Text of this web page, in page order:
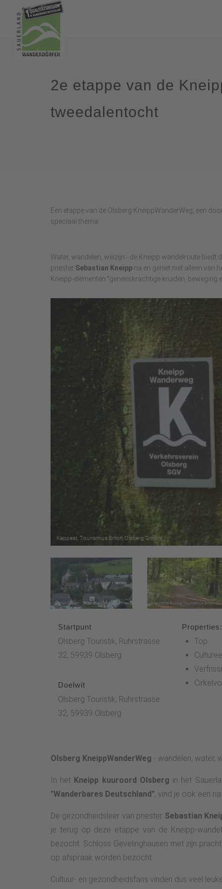
2e etappe van de
tweedalentocht
Een etappe van de Olsberg KneippWanderWeg, een
speciaal thema:
Water, wandelen, welzijn - de Kneipp wandelroute
priester Sebastian Kneipp na en geniet niet alleen van
Kneipp-elementen "geneeskrachtige kruiden, beweging
Startpunt
Olsberg Touristik, Ruhrstrasse
32, 59939 Olsberg
Doelwit
Olsberg Touristik, Ruhrstrasse
32, 59939 Olsberg
Properties:
Top
Olsberg KneippWanderWeg - wandelen, water,
In het Kneipp kuuroord Olsberg in het
"Wanderbares Deutschland", vind je ook een
De gezondheidsleer van priester Sebastian
je terug op deze etappe van de Kneipp-
bezocht. Schloss Gevelinghausen met zijn
op afspraak worden bezocht.
Cultuur- en gezondheidsfans vinden dus veel